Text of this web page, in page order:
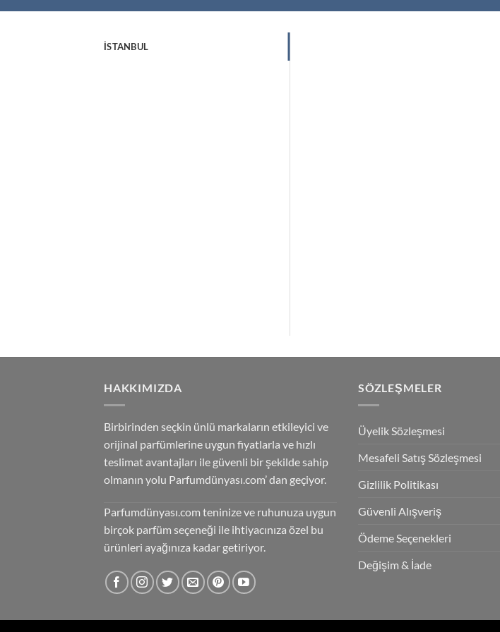
İSTANBUL
HAKKIMIZDA
Birbirinden seçkin ünlü markaların etkileyici ve
orijinal parfümlerine uygun fiyatlarla ve hızlı
teslimat avantajları ile güvenli bir şekilde sahip
olmanın yolu Parfumdünyası.com’ dan geçiyor.
Parfumdünyası.com teninize ve ruhunuza uygun
birçok parfüm seçeneği ile ihtiyacınıza özel bu
ürünleri ayağınıza kadar getiriyor.
SÖZLEŞMELER
Üyelik Sözleşmesi
Mesafeli Satış Sözleşmesi
Gizlilik Politikası
Güvenli Alışveriş
Ödeme Seçenekleri
Değişim & İade